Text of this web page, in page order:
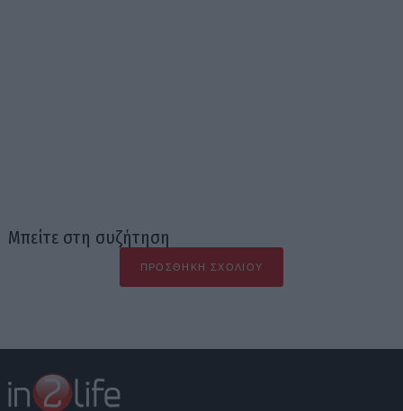
Μπείτε στη συζήτηση
ΠΡΟΣΘΉΚΗ ΣΧΟΛΊΟΥ